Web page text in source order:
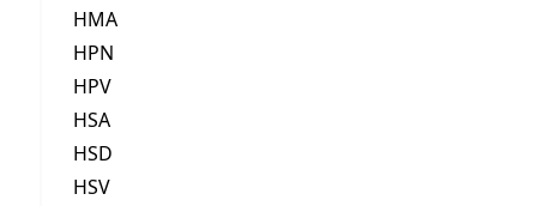
HMA
HPN
HPV
HSA
HSD
HSV